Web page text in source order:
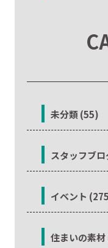
未分類 (55)
スタッフブ
イベント
住まいの素